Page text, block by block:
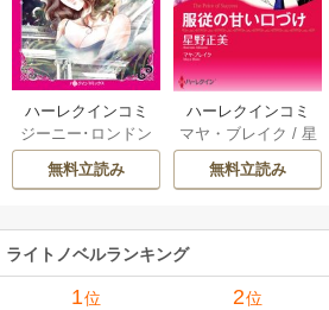
ハーレクインコミ
ックス セット 202
6年 vol.1064 1巻
ジーニー･ロンドン
橘花夜 / メアリ
ー･ライアンズ
ーガン/星合操/ア
ン･ウィール/ 津寺
里可子
無料立読み
ハーレクインコミ
ックス セット 202
6年 vol.1002 1巻
マヤ・ブレイク / 星
野正美/
ヘレン･ブ
ルックス/のわきね
ウェイ/一重夕子
無料立読み
ライトノベルランキング
1位 2位